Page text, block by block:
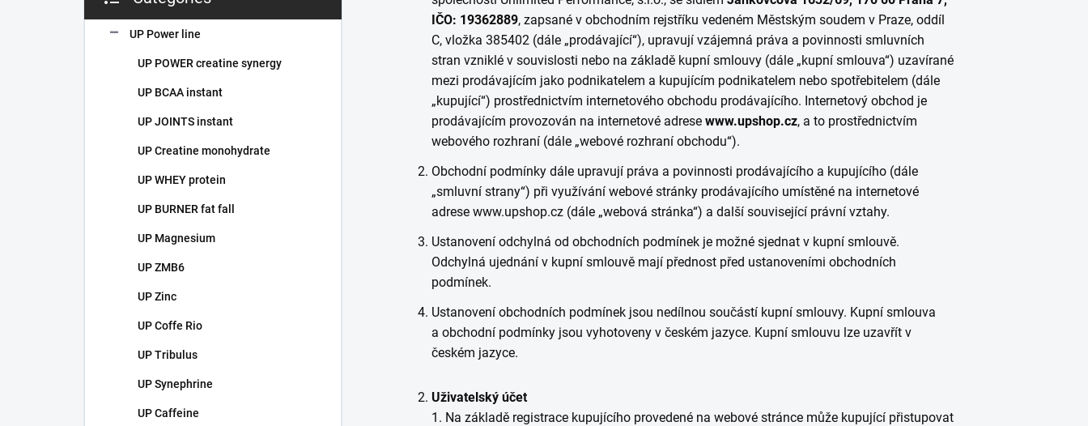
categories
UP Power line
UP POWER creatine synergy
UP BCAA instant
UP JOINTS instant
UP Creatine monohydrate
UP WHEY protein
UP BURNER fat fall
UP Magnesium
UP ZMB6
UP Zinc
UP Coffe Rio
UP Tribulus
UP Synephrine
UP Caffeine
IČO: 19362889, zapsané v obchodním rejstříku vedeném Městským soudem v Praze, oddíl
C, vložka 385402 (dále „prodávající“), upravují vzájemná práva a povinnosti smluvních
stran vzniklé v souvislosti nebo na základě kupní smlouvy (dále „kupní smlouva“) uzavírané
mezi prodávajícím jako podnikatelem a kupujícím podnikatelem nebo spotřebitelem (dále
„kupující“) prostřednictvím internetového obchodu prodávajícího. Internetový obchod je
prodávajícím provozován na internetové adrese www.upshop.cz, a to prostřednictvím
webového rozhraní (dále „webové rozhraní obchodu“).
Obchodní podmínky dále upravují práva a povinnosti prodávajícího a kupujícího (dále
„smluvní strany“) při využívání webové stránky prodávajícího umístěné na internetové
adrese www.upshop.cz (dále „webová stránka“) a další související právní vztahy.
Ustanovení odchylná od obchodních podmínek je možné sjednat v kupní smlouvě.
Odchylná ujednání v kupní smlouvě mají přednost před ustanoveními obchodních
podmínek.
Ustanovení obchodních podmínek jsou nedílnou součástí kupní smlouvy. Kupní smlouva
a obchodní podmínky jsou vyhotoveny v českém jazyce. Kupní smlouvu lze uzavřít v
českém jazyce.
Uživatelský účet
1. Na základě registrace kupujícího provedené na webové stránce může kupující přistupovat